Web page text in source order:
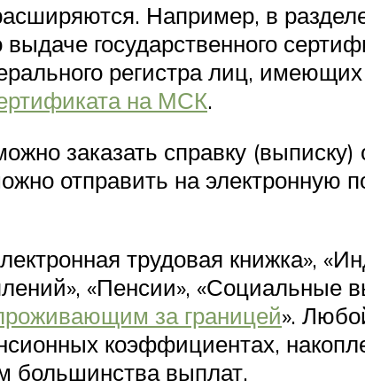
Например, в
государственного
регистра лиц,
на МСК.
заказать справку
отправить на электронную
трудовая книжка»,
«Пенсии», «Социальные
за границей».
коэффициентах,
большинства выплат.